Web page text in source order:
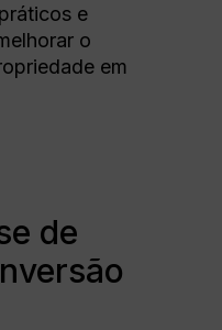
e
o
em
de